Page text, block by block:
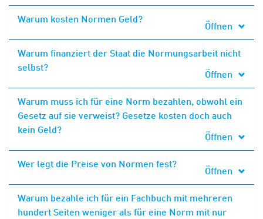
Warum kosten Normen Geld?
Öffnen
Warum finanziert der Staat die Normungsarbeit nicht
selbst?
Öffnen
Warum muss ich für eine Norm bezahlen, obwohl ein
Gesetz auf sie verweist? Gesetze kosten doch auch
kein Geld?
Öffnen
Wer legt die Preise von Normen fest?
Öffnen
Warum bezahle ich für ein Fachbuch mit mehreren
hundert Seiten weniger als für eine Norm mit nur